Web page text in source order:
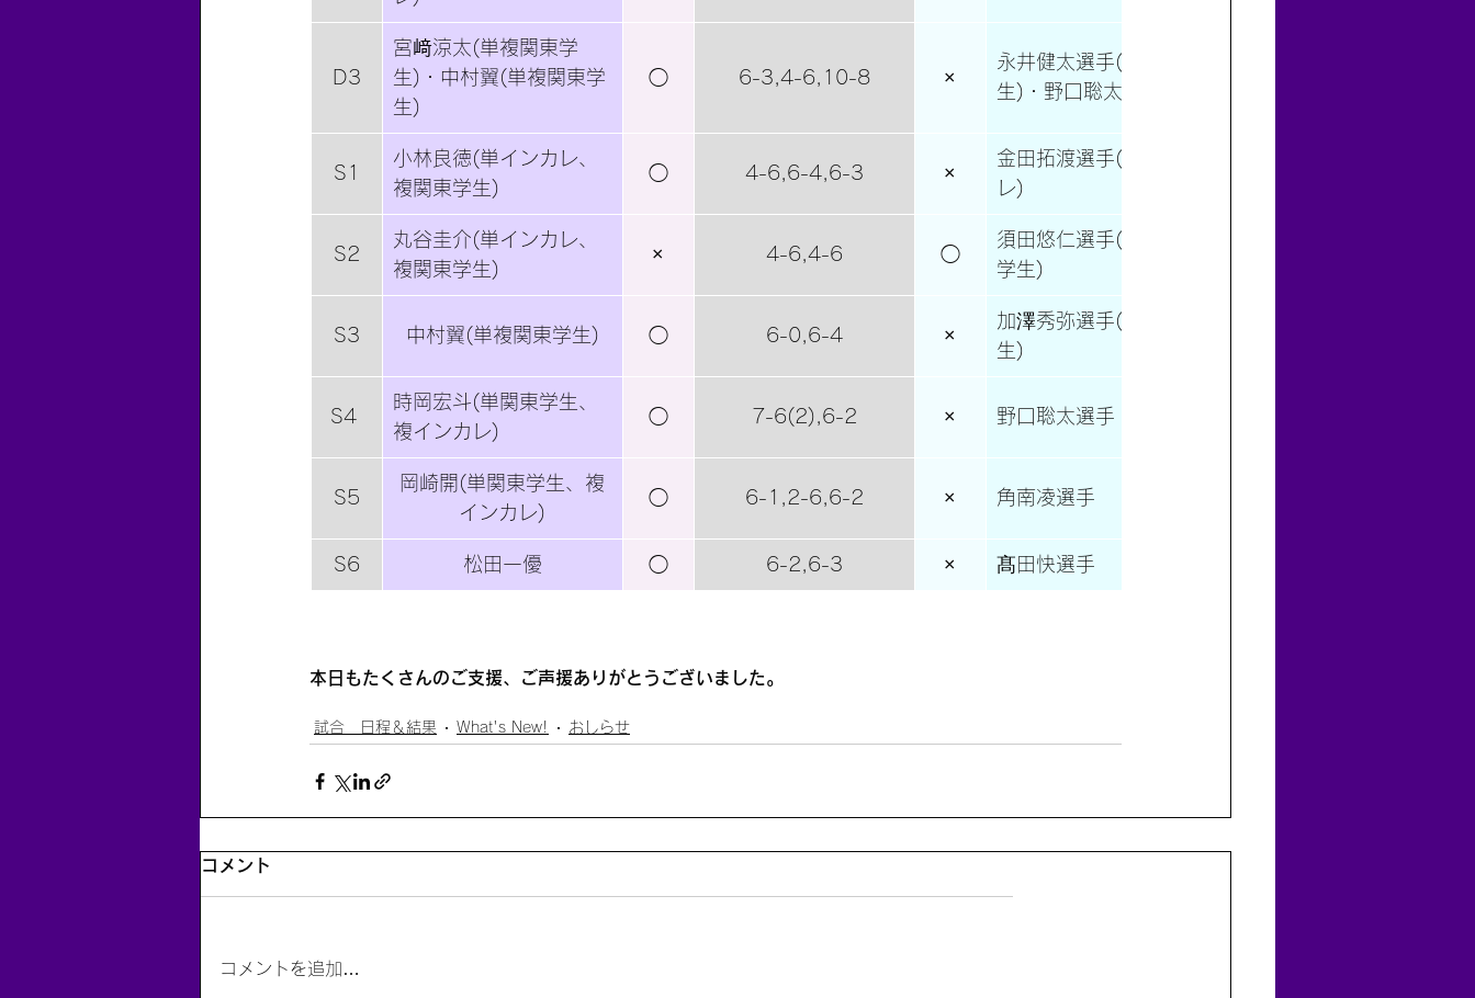
D3
宮﨑涼太(単複関東学
生)・中村翼(単複関東学
生)
◯ 6-3,4-6,10-8 ×
永井健太選手(単関東学
生)・野口聡太選手
S1
小林良徳(単インカレ、
複関東学生)
◯ 4-6,6-4,6-3 ×
金田拓渡選手(単インカ
レ)
S2
丸谷圭介(単インカレ、
複関東学生)
× 4-6,4-6 ◯
須田悠仁選手(単複関東
学生)
S3 中村翼(単複関東学生) ◯ 6-0,6-4 ×
加澤秀弥選手(単関東学
生)
S4
時岡宏斗(単関東学生、
複インカレ)
◯ 7-6(2),6-2 × 野口聡太選手
S5
岡崎開(単関東学生、複
インカレ)
◯ 6-1,2-6,6-2 × 角南凌選手
S6 松田一優 ◯ 6-2,6-3 × 髙田快選手
本日もたくさんのご支援、ご声援ありがとうございました。
試合 日程＆結果 What's New! おしらせ
コメント
コメントを追加…